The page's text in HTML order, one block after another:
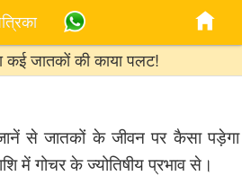
कई जातकों की काया पलट!
से जातकों के जीवन पर कैसा पड़ेगा
में गोचर के ज्योतिषीय प्रभाव से।